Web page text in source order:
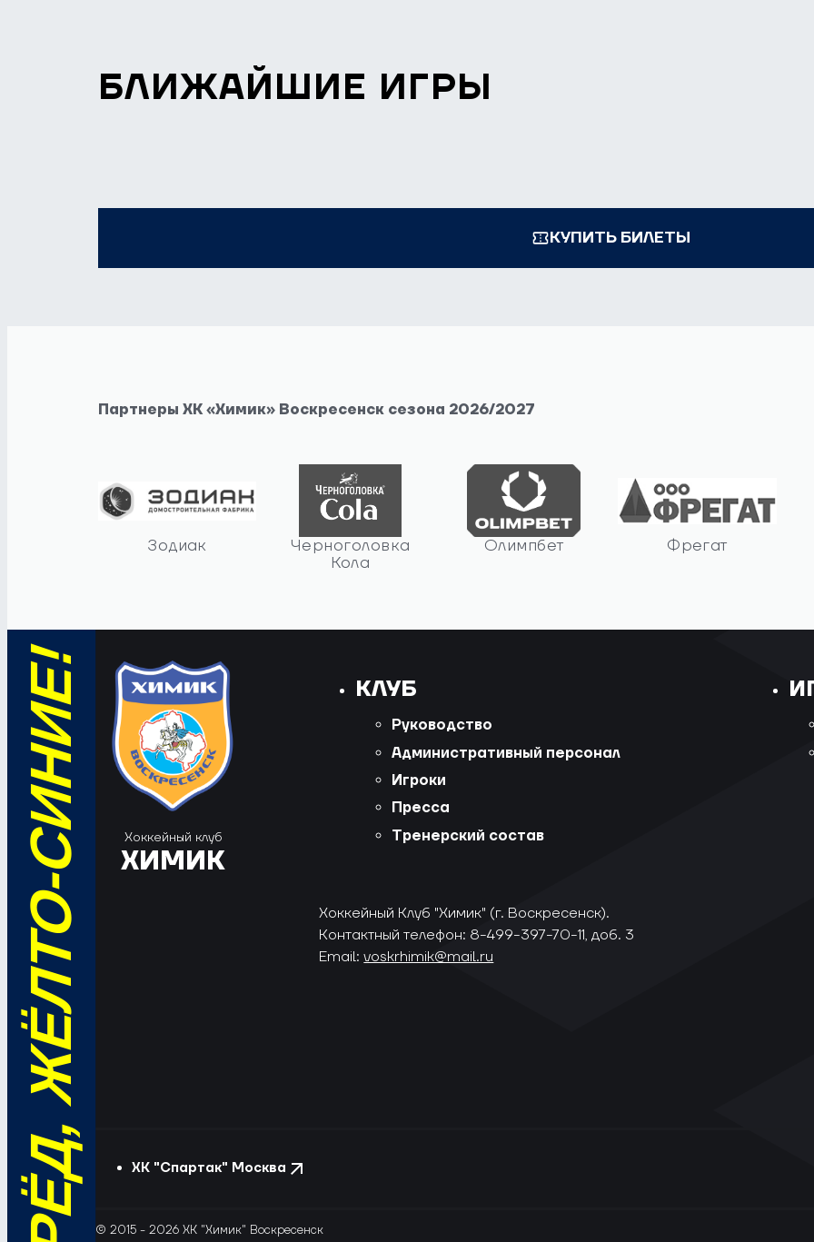
БЛИЖАЙШИЕ ИГРЫ
КУПИТЬ БИЛЕТЫ
Партнеры ХК «Химик» Воскресенск сезона 2026/2027
Зодиак
Черноголовка
Кола
Олимпбет Фрегат
ВПЕРЁД, ЖЁЛТО-СИНИЕ! Хоккейный клуб
ХИМИК
КЛУБ
Руководство
Административный персонал
Игроки
Пресса
Тренерский состав
Хоккейный Клуб "Химик" (г. Воскресенск).
Контактный телефон: 8-499-397-70-11, доб. 3
Email:voskrhimik@mail.ru
ХК "Спартак" Москва
© 2015 - 2026 ХК "Химик" Воскресенск